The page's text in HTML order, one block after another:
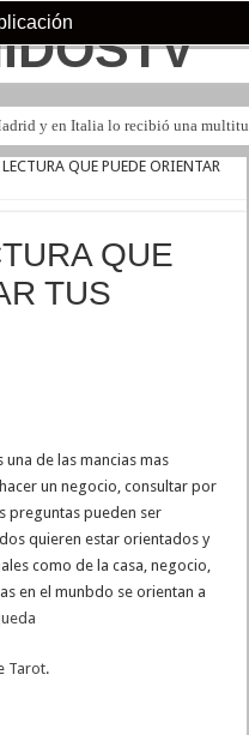
y en Italia lo recibió una
QUE PUEDE ORIENTAR
QUE
TUS
una de las mancias mas
un negocio, consultar por
preguntas pueden ser
quieren estar orientados y
como de la casa, negocio,
en el munbdo se orientan a
Tarot.